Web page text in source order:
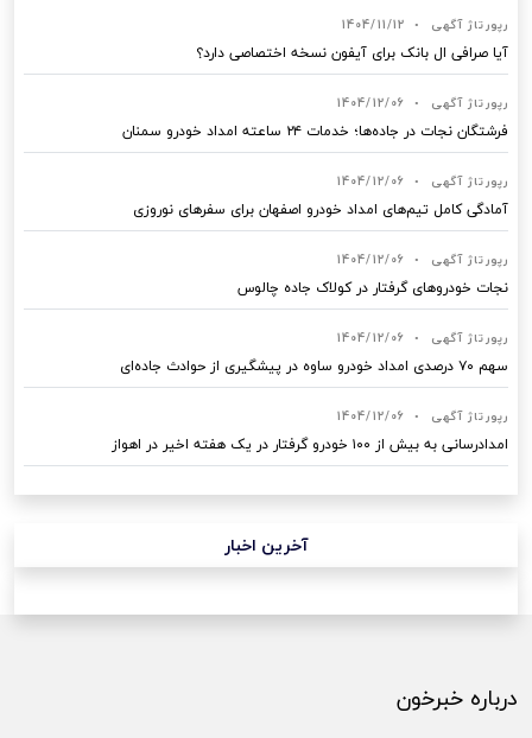
رپورتاژ آگهی •
1404/11/12
آیا صرافی ال بانک برای آیفون نسخه اختصاصی دارد؟
رپورتاژ آگهی •
1404/12/06
فرشتگان نجات در جاده‌ها؛ خدمات ۲۴ ساعته امداد خودرو سمنان
رپورتاژ آگهی •
1404/12/06
آمادگی کامل تیم‌های امداد خودرو اصفهان برای سفرهای نوروزی
رپورتاژ آگهی •
1404/12/06
نجات خودروهای گرفتار در کولاک جاده چالوس
رپورتاژ آگهی •
1404/12/06
سهم ۷۰ درصدی امداد خودرو ساوه در پیشگیری از حوادث جاده‌ای
رپورتاژ آگهی •
1404/12/06
امدادرسانی به بیش از ۱۰۰ خودرو گرفتار در یک هفته اخیر در اهواز
آخرین اخبار
درباره خبرخون